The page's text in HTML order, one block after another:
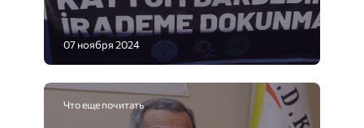
07 ноября 2024
Что еще почитать